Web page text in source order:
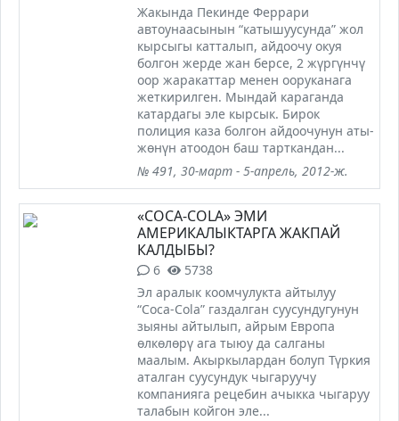
Жакында Пекинде Феррари
автоунаасынын “катышуусунда” жол
кырсыгы катталып, айдоочу окуя
болгон жерде жан берсе, 2 жүргүнчү
оор жаракаттар менен ооруканага
жеткирилген. Мындай караганда
катардагы эле кырсык. Бирок
полиция каза болгон айдоочунун аты-
жөнүн атоодон баш тарткандан...
№ 491, 30-март - 5-апрель, 2012-ж.
«CОCA-COLA» ЭМИ
АМЕРИКАЛЫКТАРГА ЖАКПАЙ
КАЛДЫБЫ?
6
5738
Эл аралык коомчулукта айтылуу
“Coca-Cola” газдалган суусундугунун
зыяны айтылып, айрым Европа
өлкөлөрү ага тыюу да салганы
маалым. Акыркылардан болуп Түркия
аталган суусундук чыгаруучу
компанияга рецебин ачыкка чыгаруу
талабын койгон эле...